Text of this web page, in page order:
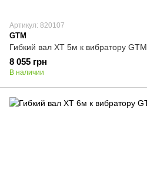
Артикул: 820107
GTM
Гибкий вал XT 5м к вибратору GTM
8 055 грн
В наличии